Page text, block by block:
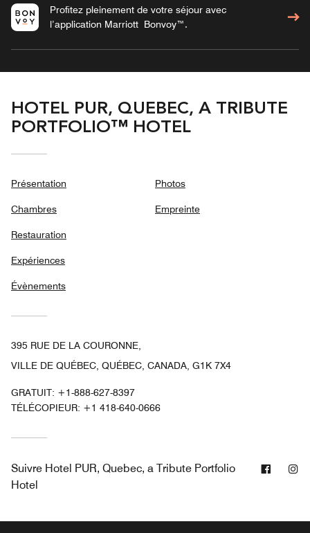
Profitez pleinement de votre séjour avec
l’application Marriott Bonvoy™.
HOTEL PUR, QUEBEC, A TRIBUTE
PORTFOLIO™ HOTEL
Présentation
Chambres
Restauration
Expériences
Évènements
Photos
Empreinte
395 RUE DE LA COURONNE,
VILLE DE QUÉBEC, QUÉBEC, CANADA, G1K 7X4
GRATUIT: +1-888-627-8397
TÉLÉCOPIEUR: +1 418-640-0666
Suivre Hotel PUR, Quebec, a Tribute Portfolio
Hotel